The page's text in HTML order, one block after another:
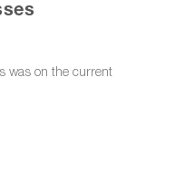
was on the current